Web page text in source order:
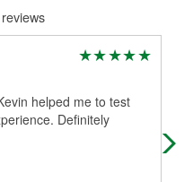
ayudarte a encontrar las
tu reparación.
de freno
helped me to test
Definitely